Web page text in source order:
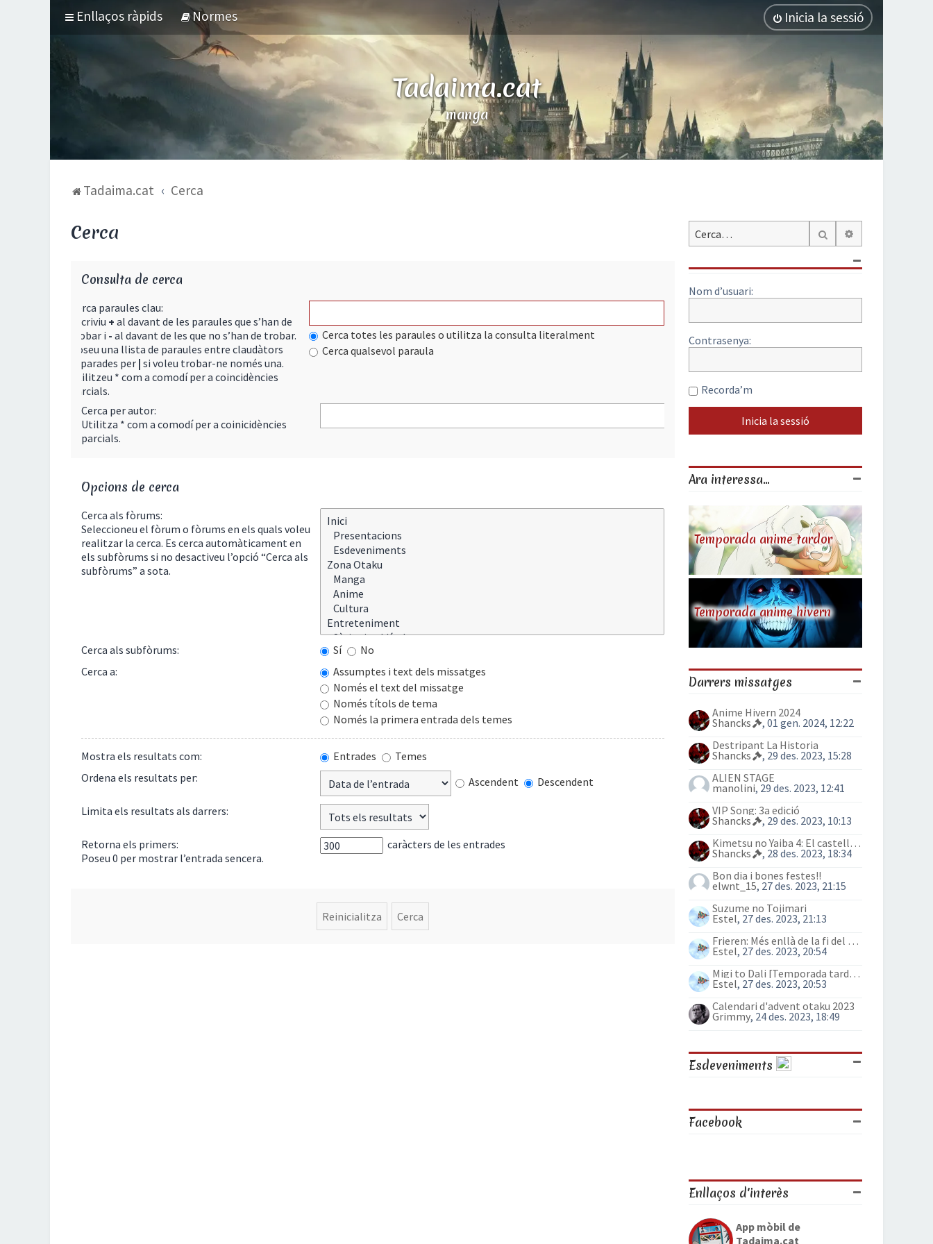
Enllaços ràpids Normes Inicia la sessió
Tadaima.cat
manga
Tadaima.cat Cerca
Cerca
Consulta de cerca
Cerca paraules clau:
Escriviu + al davant de les paraules que s’han de
trobar i - al davant de les que no s’han de trobar.
Poseu una llista de paraules entre claudàtors
separades per | si voleu trobar-ne només una.
Utilitzeu * com a comodí per a coincidències
parcials.
Cerca totes les paraules o utilitza la consulta literalment
Cerca qualsevol paraula
Cerca per autor:
Utilitza * com a comodí per a coinicidències
parcials.
Opcions de cerca
Cerca als fòrums:
Seleccioneu el fòrum o fòrums en els quals voleu
realitzar la cerca. Es cerca automàticament en
els subfòrums si no desactiveu l’opció “Cerca als
subfòrums” a sota.
Cerca als subfòrums: Sí
No
Cerca a:
Assumptes i text dels missatges
Només el text del missatge
Només títols de tema
Només la primera entrada dels temes
Mostra els resultats com: Entrades
Temes
Ordena els resultats per:
Ascendent Descendent
Limita els resultats als darrers:
Retorna els primers:
Poseu 0 per mostrar l’entrada sencera.
caràcters de les entrades
Cerca
Nom d’usuari:
Contrasenya:
Recorda’m
Ara interessa...
Temporada anime tardor
Temporada anime hivern
Darrers missatges
Anime Hivern 2024
Shancks
, 01 gen. 2024, 12:22
Destripant La Historia
Shancks
, 29 des. 2023, 15:28
ALIEN STAGE
manolini, 29 des. 2023, 12:41
VIP Song: 3a edició
Shancks
, 29 des. 2023, 10:13
Kimetsu no Yaiba 4: El castell Infinit
Shancks
, 28 des. 2023, 18:34
Bon dia i bones festes!!
elwnt_15, 27 des. 2023, 21:15
Suzume no Tojimari
Estel, 27 des. 2023, 21:13
Frieren: Més enllà de la fi del viatge (anime)
Estel, 27 des. 2023, 20:54
Migi to Dali [Temporada tardor 2023]
Estel, 27 des. 2023, 20:53
Calendari d'advent otaku 2023
Grimmy, 24 des. 2023, 18:49
Esdeveniments
Facebook
Enllaços d'interès
App mòbil de
Tadaima.cat